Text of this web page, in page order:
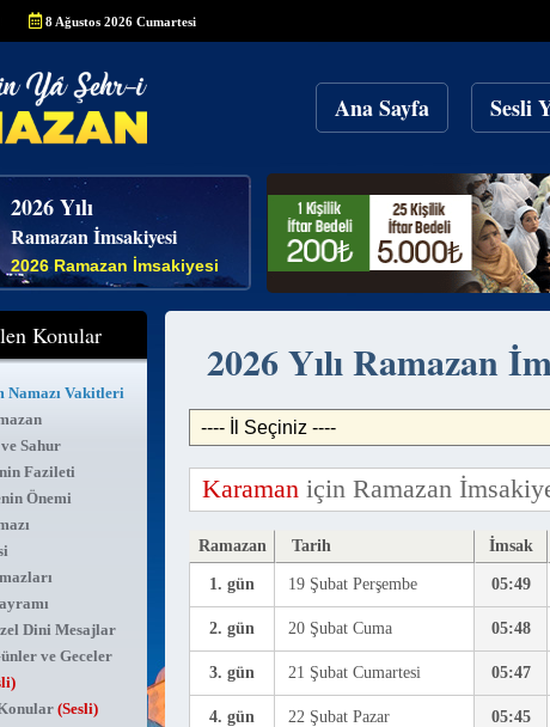
8 Ağustos 2026 Cumartesi
Ana Sayfa Sesli
2026 Yılı
Ramazan İmsakiyesi
2026 Ramazan İmsakiyesi
Konular
Namazı Vakitleri
Sahur
Fazileti
Önemi
Dini Mesajlar
ve Geceler
(Sesli)
2026 Yılı Ramazan
Karaman için Ramazan
Ramazan Tarih İmsak
1. gün 19 Şubat Perşembe 05:49
2. gün 20 Şubat Cuma 05:48
3. gün 21 Şubat Cumartesi 05:47
4. gün 22 Şubat Pazar 05:45